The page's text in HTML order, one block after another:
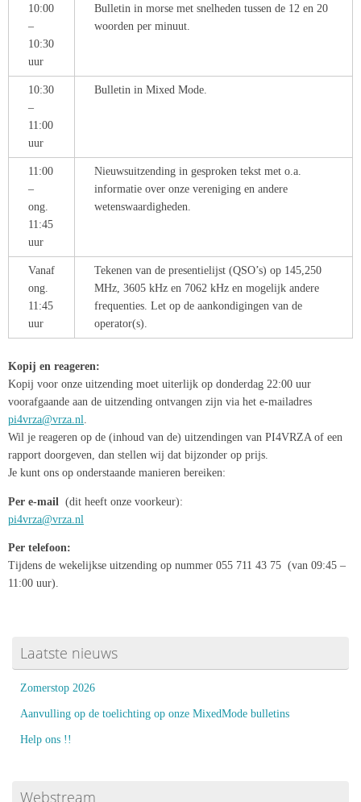
10:00
–
10:30
uur
Bulletin in morse met snelheden tussen de 12 en 20
woorden per minuut.
10:30
–
11:00
uur
Bulletin in Mixed Mode.
11:00
–
ong.
11:45
uur
Nieuwsuitzending in gesproken tekst met o.a.
informatie over onze vereniging en andere
wetenswaardigheden.
Vanaf
ong.
11:45
uur
Tekenen van de presentielijst (QSO’s) op 145,250
MHz, 3605 kHz en 7062 kHz en mogelijk andere
frequenties. Let op de aankondigingen van de
operator(s).
Kopij en reageren:
Kopij voor onze uitzending moet uiterlijk op donderdag 22:00 uur
voorafgaande aan de uitzending ontvangen zijn via het e-mailadres
pi4vrza@vrza.nl.
Wil je reageren op de (inhoud van de) uitzendingen van PI4VRZA of een
rapport doorgeven, dan stellen wij dat bijzonder op prijs.
Je kunt ons op onderstaande manieren bereiken:
Per e-mail (dit heeft onze voorkeur):
pi4vrza@vrza.nl
Per telefoon:
Tijdens de wekelijkse uitzending op nummer 055 711 43 75 (van 09:45 –
11:00 uur).
Laatste nieuws
Zomerstop 2026
Aanvulling op de toelichting op onze MixedMode bulletins
Help ons !!
Webstream